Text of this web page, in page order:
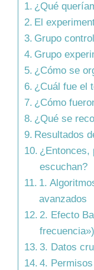
¿Qué
El
Grupo
Grupo
¿Cómo se
¿Cuál fue el
¿Cómo
¿Qué se
Resultados
¿Entonces,
escuchan?
1.
avanzados
2. Efecto
frecuencia»)
3. Datos
4.